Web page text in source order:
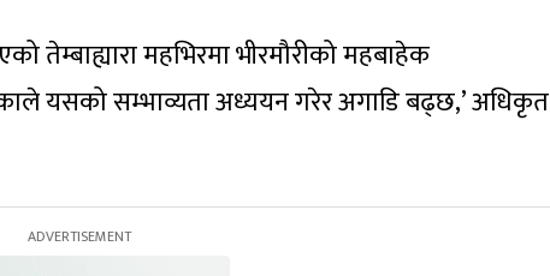
तेम्बाह्यारा महभिरमा भीरमौरीको महबाहेक
यसको सम्भाव्यता अध्ययन गरेर अगाडि बढ्छ,’ अधिकृत